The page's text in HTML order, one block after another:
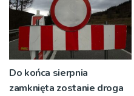
Do końca sierpnia
zamknięta zostanie droga